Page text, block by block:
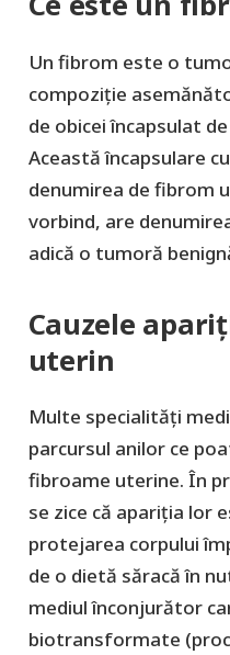
Un fibrom este o
compoziție
de obicei încapsulat
Această încapsulare
denumirea de fibrom
vorbind, are
adică o tumoră
Cauzele
uterin
Multe specialități
parcursul anilor ce
fibroame uterine. În
se zice că apariția lor
protejarea corpului
de o dietă săracă în
mediul înconjurător
biotransformate